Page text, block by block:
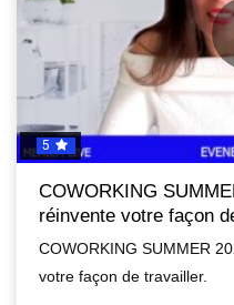
5
COWORKING
réinvente votre façon
COWORKING SUMMER
votre façon de travailler.